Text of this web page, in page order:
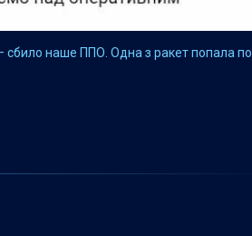
– сбило наше ППО. Одна з ракет попала по